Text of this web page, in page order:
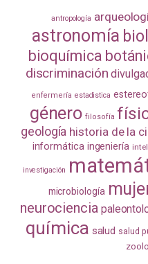
antropología
astronomía
bioquímica
discriminación
enfermería estadistica
género filosofía
geología historia de la
informática ingeniería
investigación
microbiología
neurociencia
química salud salud